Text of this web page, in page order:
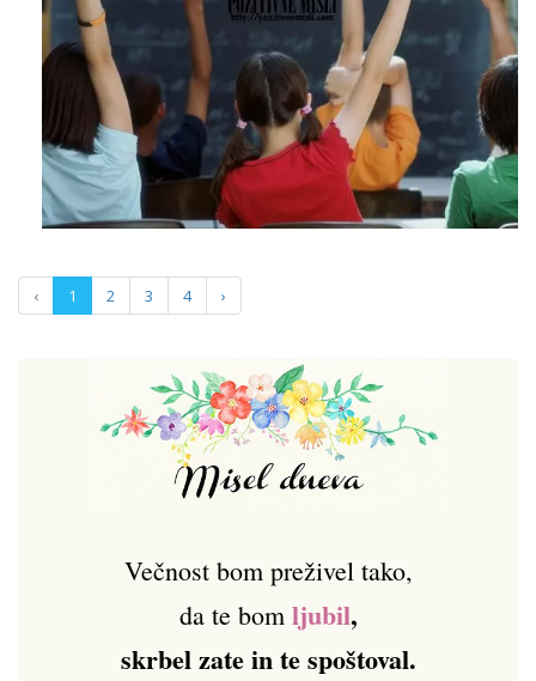
‹ 1 2 3 4 ›
Večnost bom preživel tako,
da te bom ljubil,
skrbel zate in te spoštoval.